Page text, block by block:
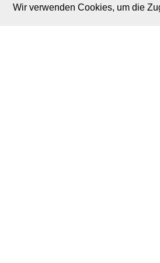
M. Brodski Software
Wir verwenden Cookies, um die